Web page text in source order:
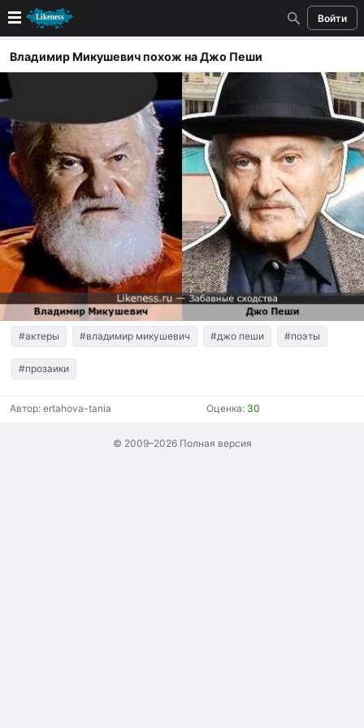
Войти
Новые
Голосование
Кандидаты
Случайное сходство 👍
Создать сходство
Для публикации необходима авторизация
Поиск
Владимир Микушевич похож на Джо Пеши
#актеры #владимир микушевич #джо пеши #поэты
#прозаики
Автор: ertahova-tania Оценка: 30
© 2009–2026 Полная версия